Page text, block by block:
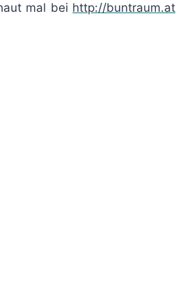
mal bei http://buntraum.at